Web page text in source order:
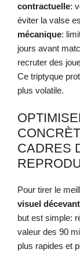
contractuelle:
éviter la valse
mécanique:
jours avant
recruter des
Ce triptyque
plus volatile.
CADRES
Pour tirer le
visuel décevant
but est simple:
valeur des 90
plus rapides et